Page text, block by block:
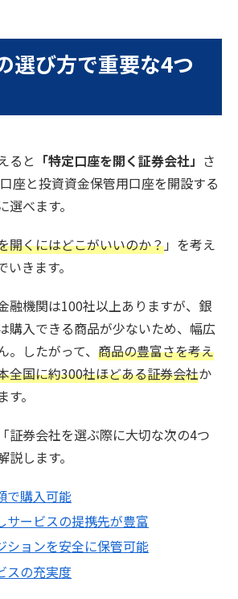
選び方で重要な4つ
ると 「特定口座を開く証券会社」 さ
座と投資資金保管用口座を開設する
べます。
開くにはどこがいいのか？」を考え
きます。
融機関は100社以上ありますが、銀
購入できる商品が少ないため、幅広
したがって、 商品の豊富さを考え
全国に約300社ほどある証券会社か
。
証券会社を選ぶ際に大切な次の4つ
します。
で購入可能
サービスの提携先が豊富
ションを安全に保管可能
スの充実度